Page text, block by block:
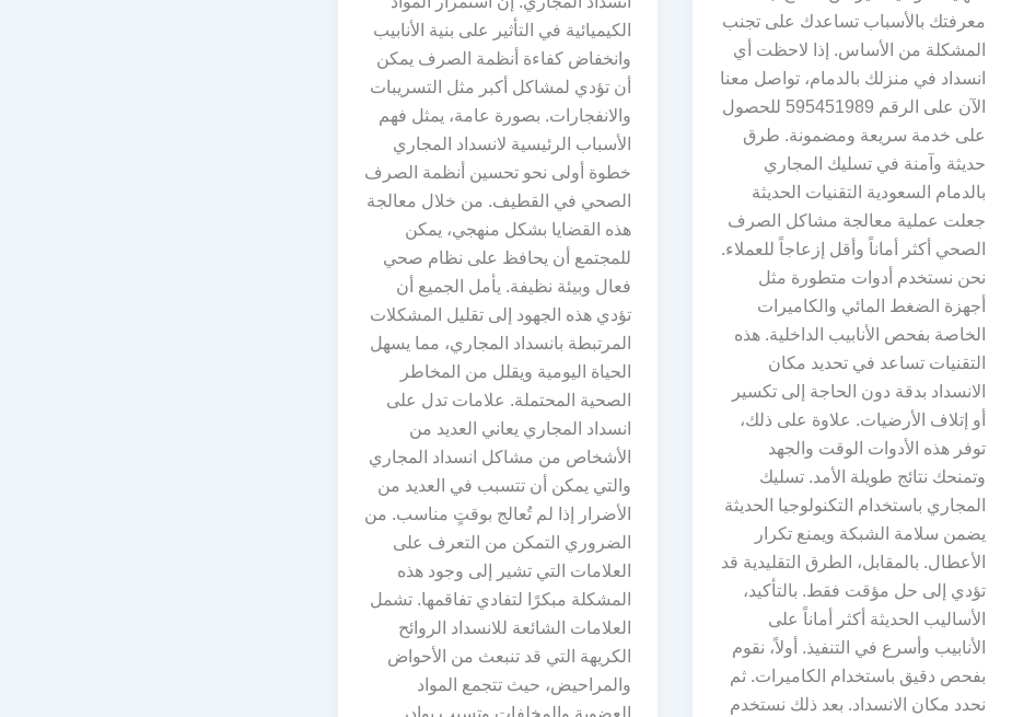
معرفتك بالأسباب تساعدك على تجنب
المشكلة من الأساس. إذا لاحظت أي
انسداد في منزلك بالدمام، تواصل معنا
الآن على الرقم 595451989 للحصول
على خدمة سريعة ومضمونة. طرق
حديثة وآمنة في تسليك المجاري
بالدمام السعودية التقنيات الحديثة
جعلت عملية معالجة مشاكل الصرف
الصحي أكثر أماناً وأقل إزعاجاً للعملاء.
نحن نستخدم أدوات متطورة مثل
أجهزة الضغط المائي والكاميرات
الخاصة بفحص الأنابيب الداخلية. هذه
التقنيات تساعد في تحديد مكان
الانسداد بدقة دون الحاجة إلى تكسير
أو إتلاف الأرضيات. علاوة على ذلك،
توفر هذه الأدوات الوقت والجهد
وتمنحك نتائج طويلة الأمد. تسليك
المجاري باستخدام التكنولوجيا الحديثة
يضمن سلامة الشبكة ويمنع تكرار
الأعطال. بالمقابل، الطرق التقليدية قد
تؤدي إلى حل مؤقت فقط. بالتأكيد،
الأساليب الحديثة أكثر أماناً على
الأنابيب وأسرع في التنفيذ. أولاً، نقوم
بفحص دقيق باستخدام الكاميرات. ثم
نحدد مكان الانسداد. بعد ذلك نستخدم
الكيميائية في التأثير على بنية الأنابيب
وانخفاض كفاءة أنظمة الصرف يمكن
أن تؤدي لمشاكل أكبر مثل التسريبات
والانفجارات. بصورة عامة، يمثل فهم
الأسباب الرئيسية لانسداد المجاري
خطوة أولى نحو تحسين أنظمة الصرف
الصحي في القطيف. من خلال معالجة
هذه القضايا بشكل منهجي، يمكن
للمجتمع أن يحافظ على نظام صحي
فعال وبيئة نظيفة. يأمل الجميع أن
تؤدي هذه الجهود إلى تقليل المشكلات
المرتبطة بانسداد المجاري، مما يسهل
الحياة اليومية ويقلل من المخاطر
الصحية المحتملة. علامات تدل على
انسداد المجاري يعاني العديد من
الأشخاص من مشاكل انسداد المجاري
والتي يمكن أن تتسبب في العديد من
الأضرار إذا لم تُعالج بوقتٍ مناسب. من
الضروري التمكن من التعرف على
العلامات التي تشير إلى وجود هذه
المشكلة مبكرًا لتفادي تفاقمها. تشمل
العلامات الشائعة للانسداد الروائح
الكريهة التي قد تنبعث من الأحواض
والمراحيض، حيث تتجمع المواد
العضوية والمخلفات وتسبب بوادر